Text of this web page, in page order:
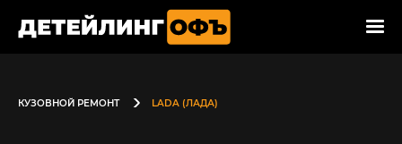
КУЗОВНОЙ РЕМОНТ LADA (ЛАДА)